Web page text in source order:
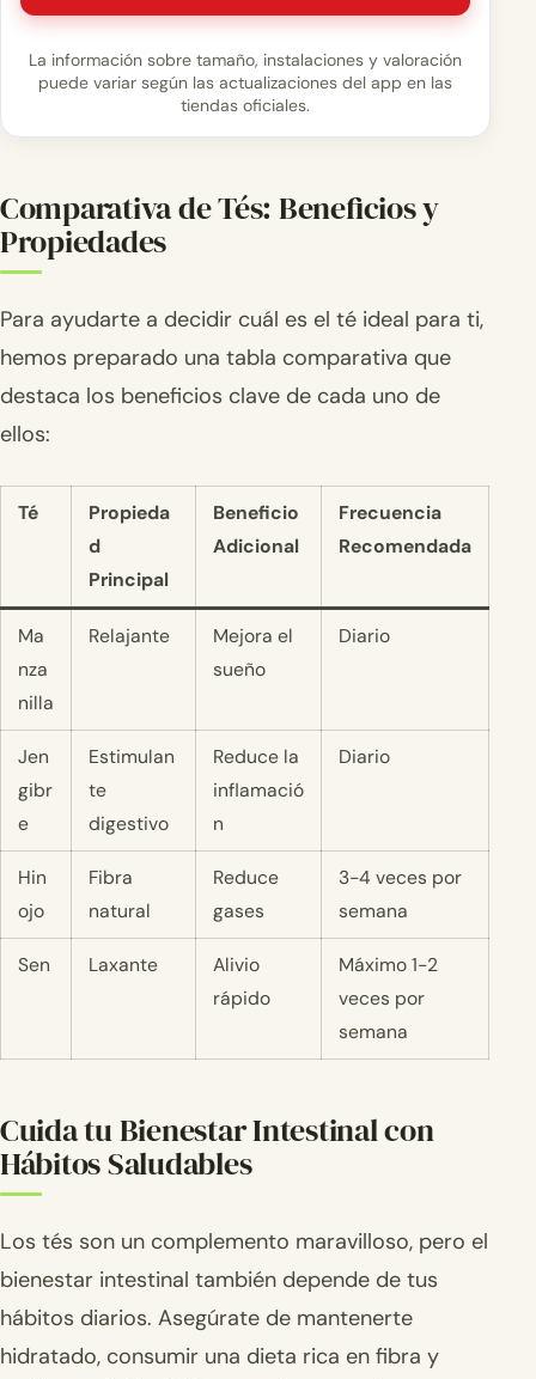
La información sobre tamaño, instalaciones y valoración
puede variar según las actualizaciones del app en las
tiendas oficiales.
Comparativa de Tés: Beneficios y
Propiedades
Para ayudarte a decidir cuál es el té ideal para ti,
hemos preparado una tabla comparativa que
destaca los beneficios clave de cada uno de
ellos:
Té
Propieda
d
Principal
Beneficio
Adicional
Frecuencia
Recomendada
Ma
nza
nilla
Relajante
Mejora el
sueño
Diario
Jen
gibr
e
Estimulan
te
digestivo
Reduce la
inflamació
n
Diario
Hin
ojo
Fibra
natural
Reduce
gases
3-4 veces por
semana
Sen Laxante
Alivio
rápido
Máximo 1-2
veces por
semana
Cuida tu Bienestar Intestinal con
Hábitos Saludables
Los tés son un complemento maravilloso, pero el
bienestar intestinal también depende de tus
hábitos diarios. Asegúrate de mantenerte
hidratado, consumir una dieta rica en fibra y